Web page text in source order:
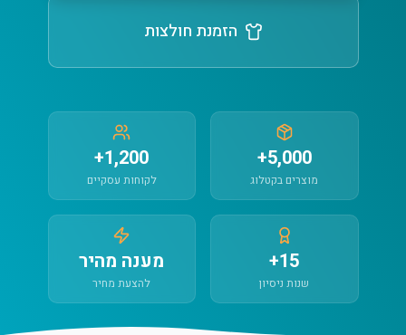
הזמנת חולצות
5,000+
מוצרים בקטלוג
1,200+
לקוחות עסקיים
15+
שנות ניסיון
מענה מהיר
להצעת מחיר